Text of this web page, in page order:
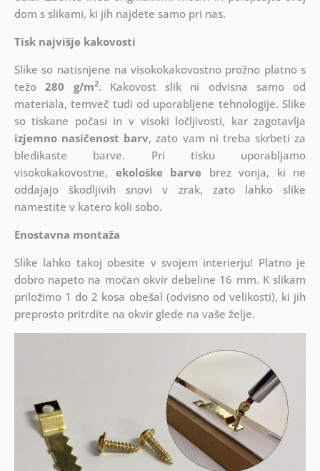
dom s slikami, ki jih najdete samo pri nas.
Tisk najvišje kakovosti
Slike so natisnjene na visokokakovostno prožno platno s
težo280 g/m2. Kakovost slik ni odvisna samo od
materiala, temveč tudi od uporabljene tehnologije. Slike
so tiskane počasi in v visoki ločljivosti, kar zagotavlja
izjemno nasičenost barv, zato vam ni treba skrbeti za
bledikaste barve. Pri tisku uporabljamo
visokokakovostne, ekološke barve brez vonja, ki ne
oddajajo škodljivih snovi v zrak, zato lahko slike
namestite v katero koli sobo.
Enostavna montaža
Slike lahko takoj obesite v svojem interierju! Platno je
dobro napeto na močan okvir debeline 16 mm. K slikam
priložimo 1 do 2 kosa obešal (odvisno od velikosti), ki jih
preprosto pritrdite na okvir glede na vaše želje.